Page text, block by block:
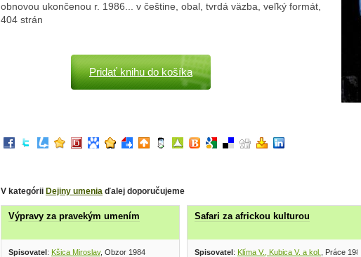
obnovou ukončenou r. 1986... v češtine, obal, tvrdá väzba, veľký formát,
404 strán
Pridať knihu do košíka
V kategórii Dejiny umenia ďalej doporučujeme
Výpravy za pravekým umením
Spisovatel: Kšica Miroslav, Obzor 1984
Safari za africkou kulturou
Spisovatel: Klíma V., Kubica V. a kol.
, Práce 1983